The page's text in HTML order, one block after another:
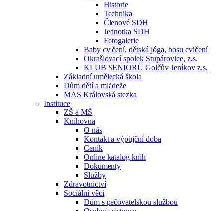
Historie
Technika
Členové SDH
Jednotka SDH
Fotogalerie
Baby cvičení, dětská jóga, bosu cvičení
Okrašlovací spolek Stupárovice, z.s.
KLUB SENIORŮ Golčův Jeníkov z.s.
Základní umělecká škola
Dům dětí a mládeže
MAS Královská stezka
Instituce
ZŠ a MŠ
Knihovna
O nás
Kontakt a výpůjční doba
Ceník
Online katalog knih
Dokumenty
Služby
Zdravotnictví
Sociální věci
Dům s pečovatelskou službou